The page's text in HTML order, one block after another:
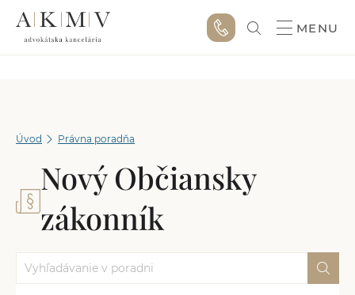
MENU
Úvod Právna poradňa
Nový Občiansky
zákonník